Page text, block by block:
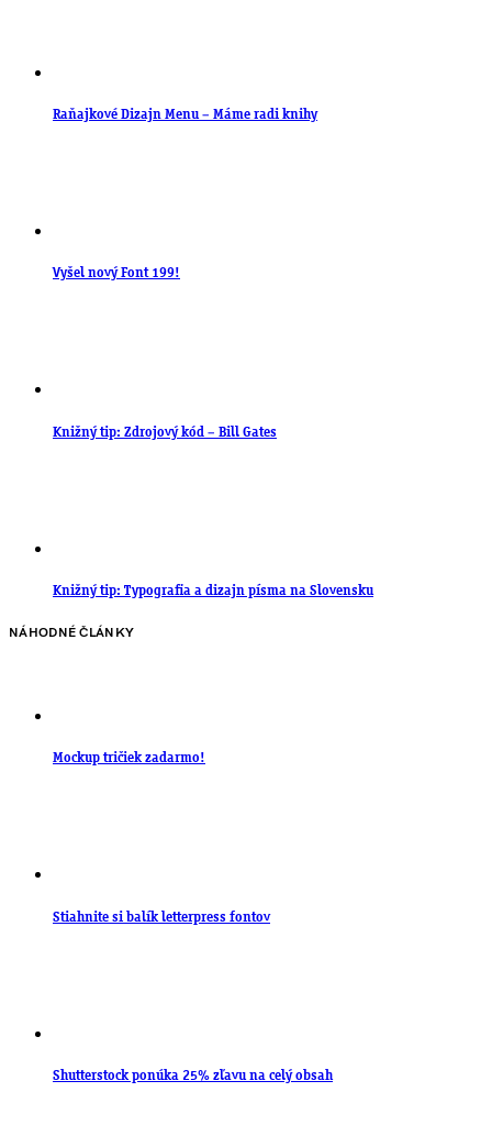
Raňajkové Dizajn Menu – Máme radi knihy
Vyšel nový Font 199!
Knižný tip: Zdrojový kód – Bill Gates
Knižný tip: Typografia a dizajn písma na Slovensku
NÁHODNÉ ČLÁNKY
Mockup tričiek zadarmo!
Stiahnite si balík letterpress fontov
Shutterstock ponúka 25% zľavu na celý obsah